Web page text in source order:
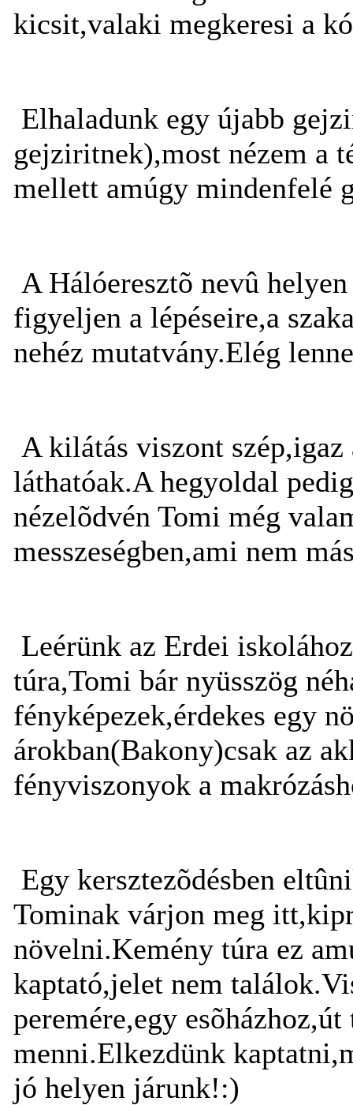
kicsit,valaki megkeresi a
Elhaladunk egy újabb
gejziritnek),most nézem a
mellett amúgy mindenfelé
A Hálóeresztõ nevû
figyeljen a lépéseire,a
nehéz mutatvány.Elég
A kilátás viszont
láthatóak.A hegyoldal
nézelõdvén Tomi még
messzeségben,ami nem
Leérünk az Erdei
túra,Tomi bár nyüsszög
fényképezek,érdekes egy
árokban(Bakony)csak az
fényviszonyok a
Egy kersztezõdésben
Tominak várjon meg
növelni.Kemény túra ez
kaptató,jelet nem
peremére,egy
menni.Elkezdünk
jó helyen járunk!:)